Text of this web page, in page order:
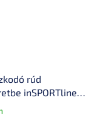
rúd
inSPORTline